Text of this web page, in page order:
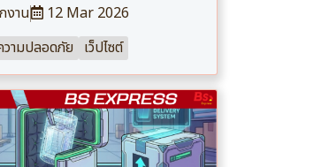
งาน
12 Mar 2026
วามปลอดภัย เว็ปไซต์